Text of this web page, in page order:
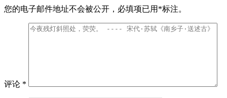
您的电子邮件地址不会被公开， 必填项已用 *标注。
评论 *